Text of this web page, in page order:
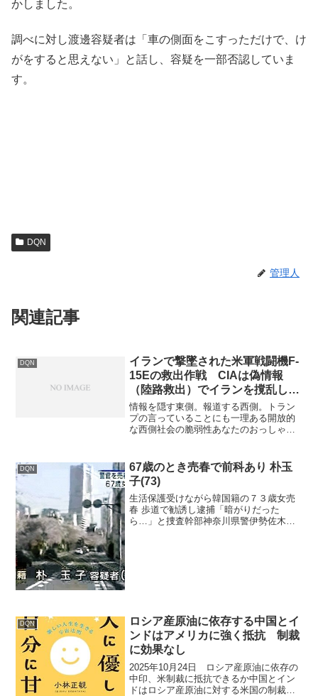
かしました。
調べに対し渡邊容疑者は「車の側面をこすっただけで、け
がをすると思えない」と話し、容疑を一部否認していま
す。
DQN
管理人
関連記事
DQN
イランで撃墜された米軍戦闘機F-
15Eの救出作戦 CIAは偽情報
（陸路救出）でイランを撹乱した
が、メディアリークがこれを台無
しに
情報を隠す東側。報道する西側。トラン
プの言っていることにも一理ある開放的
な西側社会の脆弱性あなたのおっしゃる
積極的な報道が対照的であり、トランプ
氏の懸念には合理性がありま...
DQN
67歳のとき売春で前科あり 朴玉
子(73)
生活保護受けながら韓国籍の７３歳女売
春 歩道で勧誘し逮捕「暗がりだった
ら…」と捜査幹部神奈川県警伊勢佐木署
DQN
ロシア産原油に依存する中国とイ
ンドはアメリカに強く抵抗 制裁
に効果なし
2025年10月24日 ロシア産原油に依存の
中印、米制裁に抵抗できるか中国とイン
ドはロシア産原油に対する米国の制裁圧